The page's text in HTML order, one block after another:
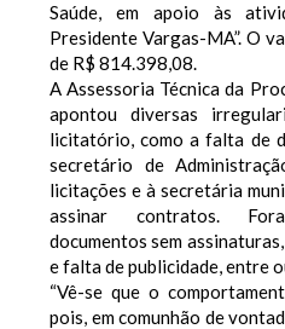
Saúde, em apoio às
Presidente Vargas-MA”. O
de R$ 814.398,08.
A Assessoria Técnica da
apontou diversas
licitatório, como a falta de
secretário de
licitações e à secretária
assinar contratos.
documentos sem
e falta de publicidade, entre
“Vê-se que o
pois, em comunhão de